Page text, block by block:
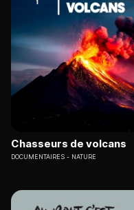
Chasseurs de volcans
DOCUMENTAIRES NATURE